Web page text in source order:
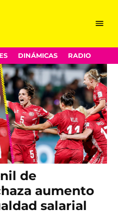
Menu
DINÁMICAS RADIO
género
de
aumento
salarial